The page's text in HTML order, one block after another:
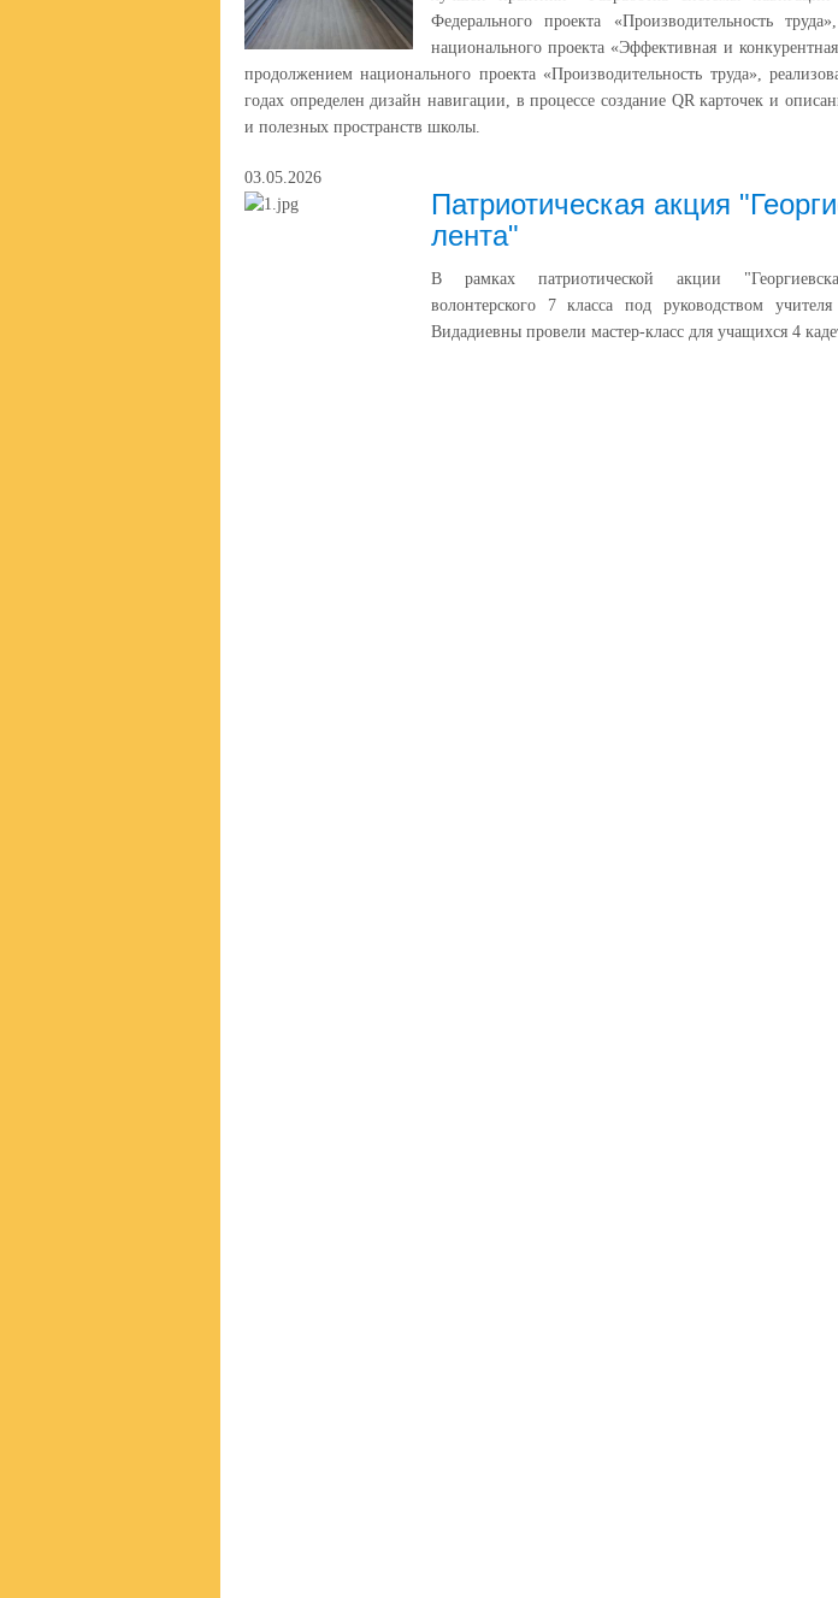
Федерального проекта «Производительность
национального проекта «Эффективная и
продолжением национального проекта «Производительность труда»,
годах определен дизайн навигации, в процессе создание QR карточек и
и полезных пространств школы.
03.05.2026
Патриотическая акция
лента"
В рамках патриотической акции
волонтерского 7 класса под руководством
Видадиевны провели мастер‑класс для учащихся 4